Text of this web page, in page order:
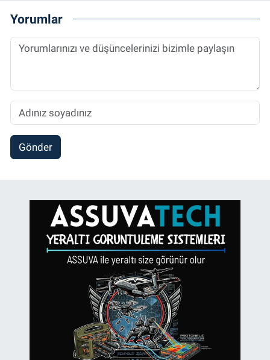
Yorumlar
Gönder